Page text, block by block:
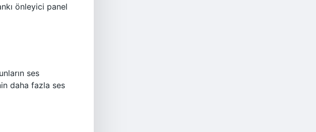
önleyici panel
ses
daha fazla ses